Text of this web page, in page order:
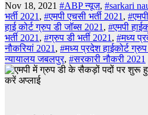
Nov 18, 2021 #ABP न्यूज़, #sarkari
भर्ती 2021, #एमपी एचसी भर्ती 2021,
हाई कोर्ट ग्रुप डी जॉब्स 2021, #एमपी
भर्ती 2021, #ग्रुप डी भर्ती 2021, #मध्य
नौकरियां 2021, #मध्य प्रदेश हाईकोर्ट ग्रुप
न्यायालय जबलपुर, #सरकारी नौकरी 2021